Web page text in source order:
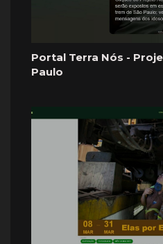
Portal Terra Nós -
Paulo